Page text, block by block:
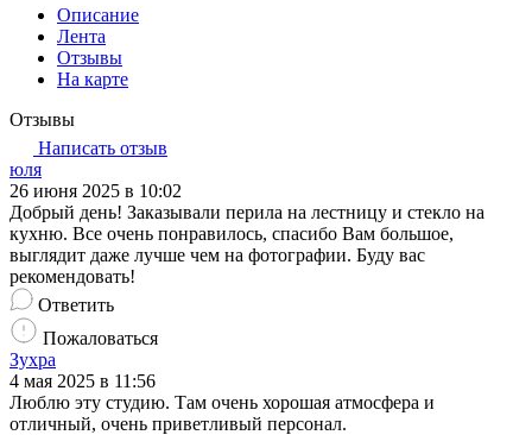
Описание
Лента
Отзывы
На карте
Отзывы
Написать отзыв
юля
26 июня 2025 в 10:02
Добрый день! Заказывали перила на лестницу и стекло на
кухню. Все очень понравилось, спасибо Вам большое,
выглядит даже лучше чем на фотографии. Буду вас
рекомендовать!
Ответить
Пожаловаться
Зухра
4 мая 2025 в 11:56
Люблю эту студию. Там очень хорошая атмосфера и
отличный, очень приветливый персонал.